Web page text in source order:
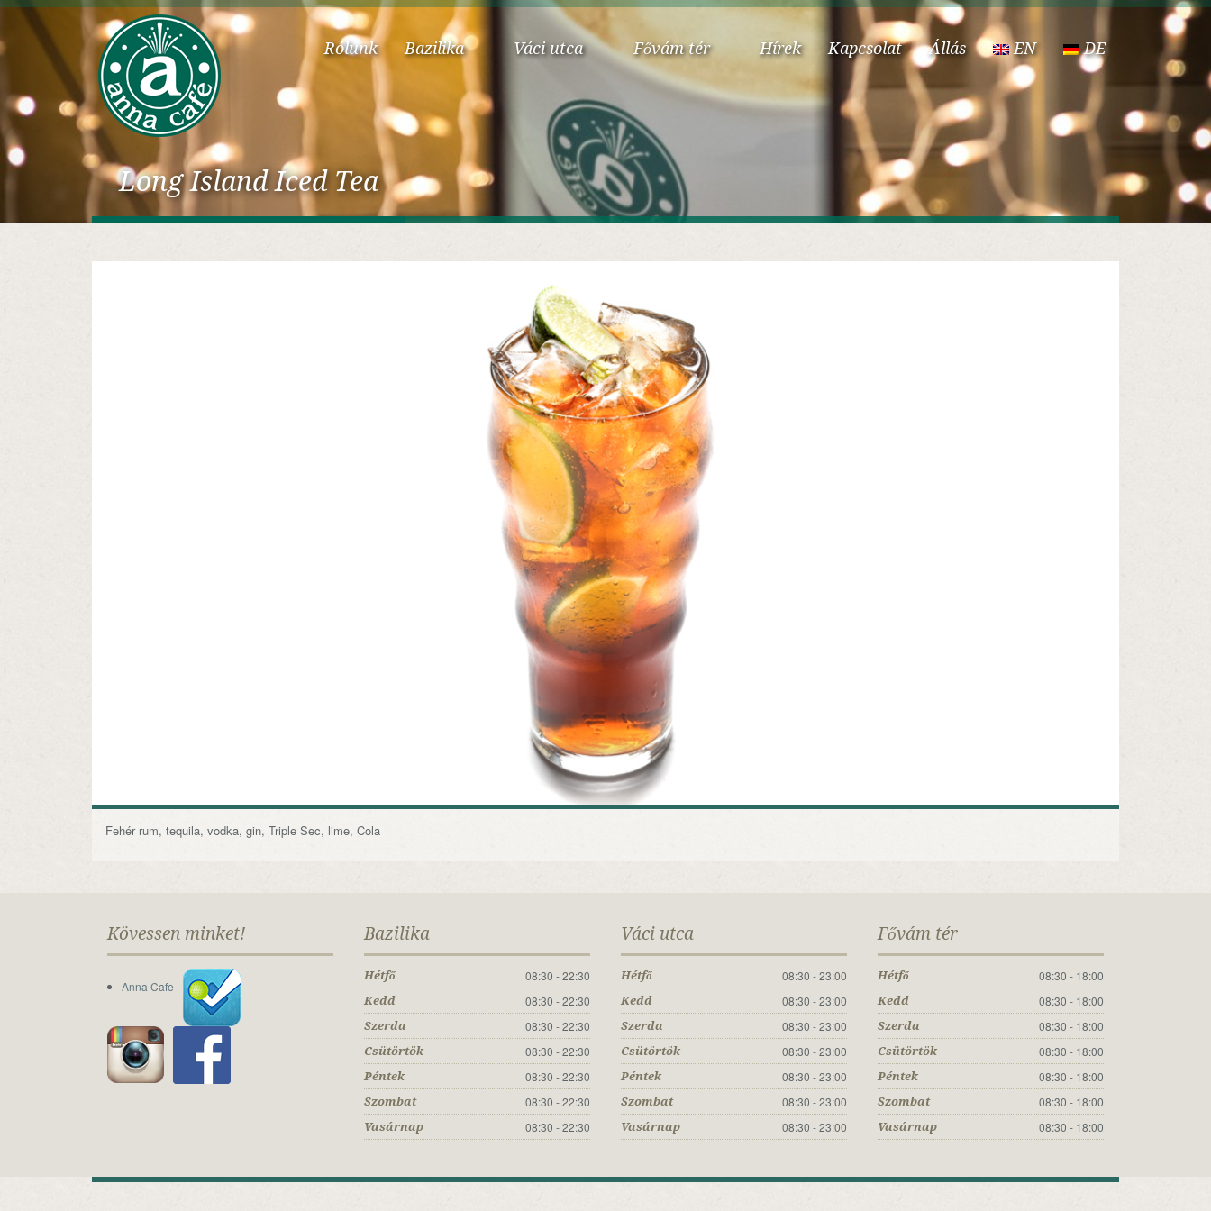
Rólunk Bazilika Váci utca Fővám tér Hírek Kapcsolat Állás EN DE
Long Island Iced Tea
Fehér rum, tequila, vodka, gin, Triple Sec, lime, Cola
Kövessen minket!
Anna Cafe
Bazilika
Hétfő 08:30 - 22:30
Kedd 08:30 - 22:30
Szerda 08:30 - 22:30
Csütörtök 08:30 - 22:30
Péntek 08:30 - 22:30
Szombat 08:30 - 22:30
Vasárnap 08:30 - 22:30
Váci utca
Hétfő 08:30 - 23:00
Kedd 08:30 - 23:00
Szerda 08:30 - 23:00
Csütörtök 08:30 - 23:00
Péntek 08:30 - 23:00
Szombat 08:30 - 23:00
Vasárnap 08:30 - 23:00
Fővám tér
Hétfő 08:30 - 18:00
Kedd 08:30 - 18:00
Szerda 08:30 - 18:00
Csütörtök 08:30 - 18:00
Péntek 08:30 - 18:00
Szombat 08:30 - 18:00
Vasárnap 08:30 - 18:00